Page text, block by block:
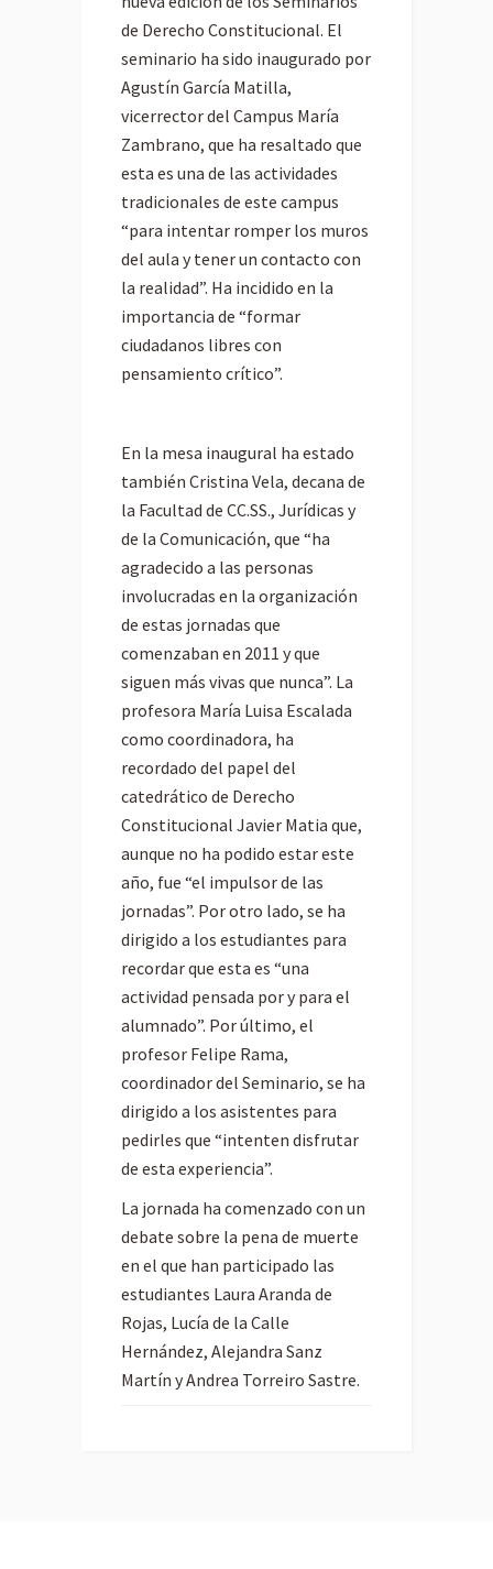
de Derecho Constitucional. El
seminario ha sido inaugurado por
Agustín García Matilla,
vicerrector del Campus María
Zambrano, que ha resaltado que
esta es una de las actividades
tradicionales de este campus
“para intentar romper los muros
del aula y tener un contacto con
la realidad”. Ha incidido en la
importancia de “formar
ciudadanos libres con
pensamiento crítico”.
En la mesa inaugural ha estado
también Cristina Vela, decana de
la Facultad de CC.SS., Jurídicas y
de la Comunicación, que “ha
agradecido a las personas
involucradas en la organización
de estas jornadas que
comenzaban en 2011 y que
siguen más vivas que nunca”. La
profesora María Luisa Escalada
como coordinadora, ha
recordado del papel del
catedrático de Derecho
Constitucional Javier Matia que,
aunque no ha podido estar este
año, fue “el impulsor de las
jornadas”. Por otro lado, se ha
dirigido a los estudiantes para
recordar que esta es “una
actividad pensada por y para el
alumnado”. Por último, el
profesor Felipe Rama,
coordinador del Seminario, se ha
dirigido a los asistentes para
pedirles que “intenten disfrutar
de esta experiencia”.
La jornada ha comenzado con un
debate sobre la pena de muerte
en el que han participado las
estudiantes Laura Aranda de
Rojas, Lucía de la Calle
Hernández, Alejandra Sanz
Martín y Andrea Torreiro Sastre.